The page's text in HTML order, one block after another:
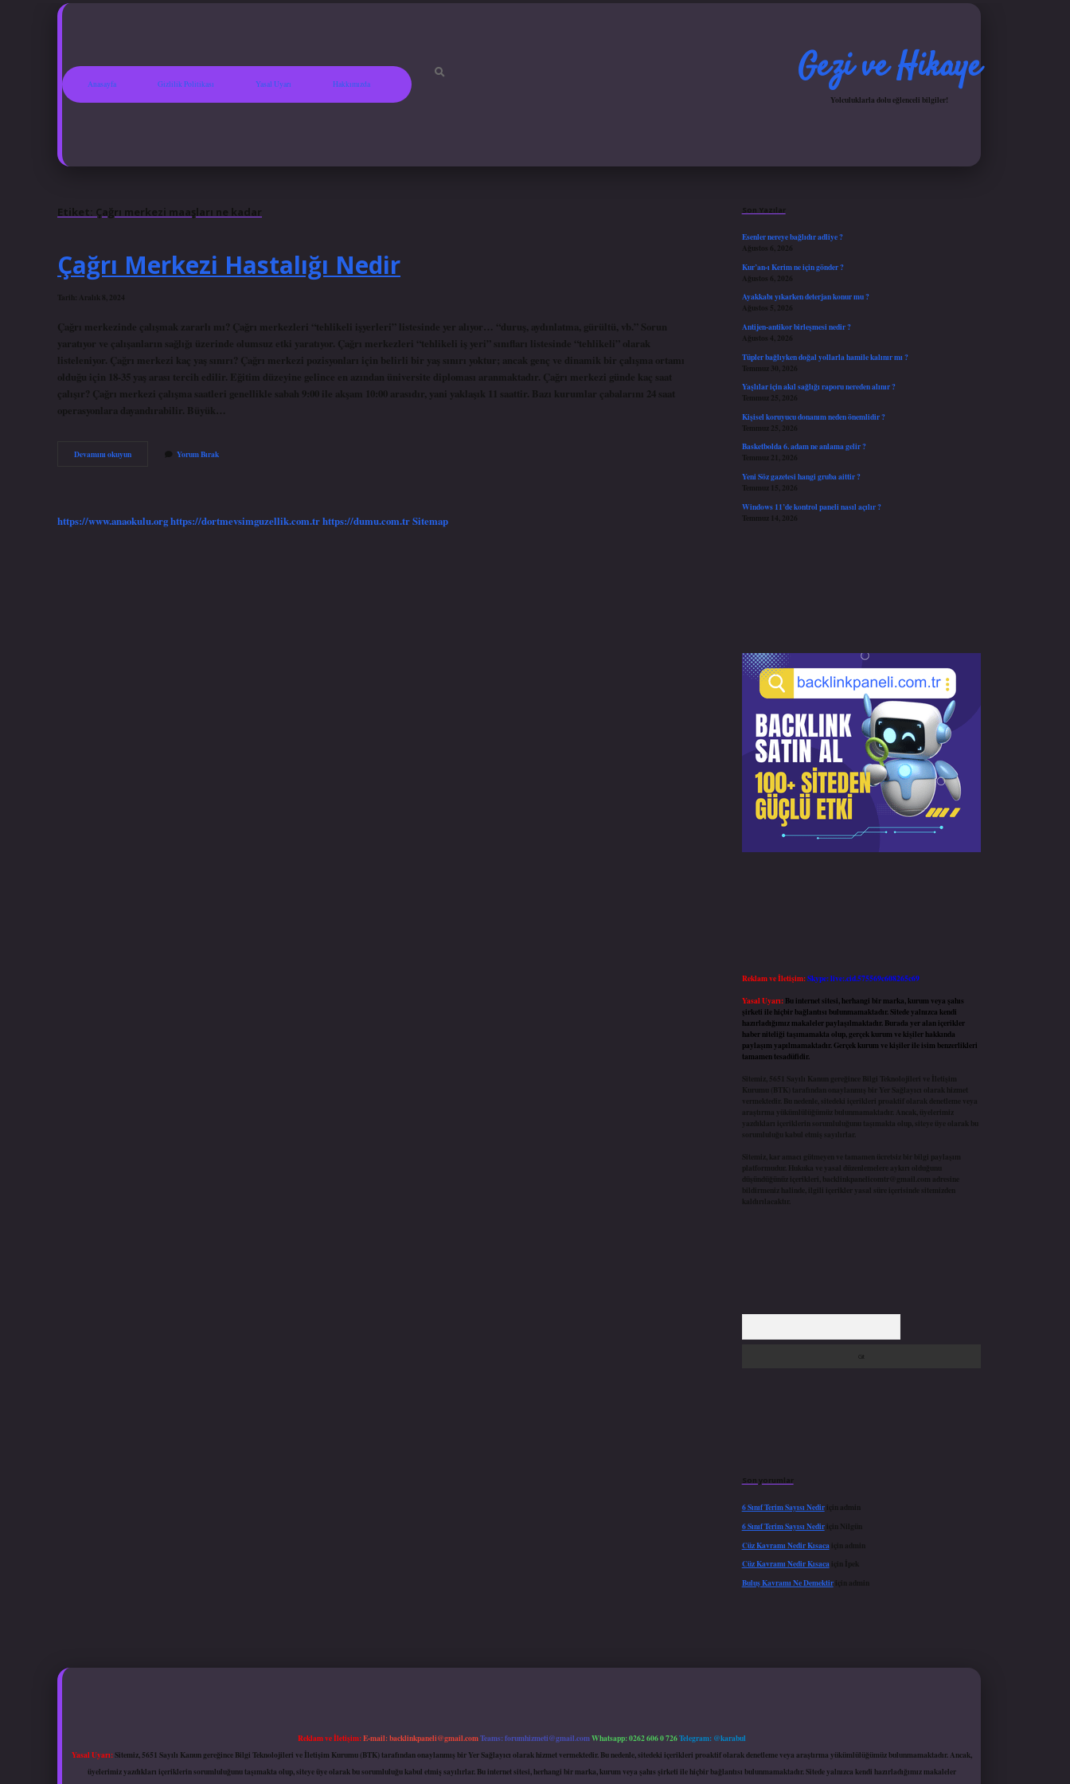
Anasayfa Gizlilik Politikası Yasal Uyarı Hakkımızda Gezi ve Hikaye
Yolculuklarla dolu eğlenceli bilgiler!
Etiket: Çağrı merkezi maaşları ne kadar
Çağrı Merkezi Hastalığı Nedir
Tarih: Aralık 8, 2024
Çağrı merkezinde çalışmak zararlı mı? Çağrı merkezleri “tehlikeli işyerleri” listesinde yer alıyor… “duruş, aydınlatma, gürültü, vb.” Sorun
yaratıyor ve çalışanların sağlığı üzerinde olumsuz etki yaratıyor. Çağrı merkezleri “tehlikeli iş yeri” sınıfları listesinde “tehlikeli” olarak
listeleniyor. Çağrı merkezi kaç yaş sınırı? Çağrı merkezi pozisyonları için belirli bir yaş sınırı yoktur; ancak genç ve dinamik bir çalışma ortamı
olduğu için 18-35 yaş arası tercih edilir. Eğitim düzeyine gelince en azından üniversite diploması aranmaktadır. Çağrı merkezi günde kaç saat
çalışır? Çağrı merkezi çalışma saatleri genellikle sabah 9:00 ile akşam 10:00 arasıdır, yani yaklaşık 11 saattir. Bazı kurumlar çabalarını 24 saat
operasyonlara dayandırabilir. Büyük…
Devamını okuyunÇağrı
Yorum Bırak
https://www.anaokulu.orghttps://dortmevsimguzellik.com.trhttps://dumu.com.trSitemap
Son Yazılar
Esenler nereye bağlıdır adliye ?
Ağustos 6, 2026
Kur’an-ı Kerim ne için gönder ?
Ağustos 6, 2026
Ayakkabı yıkarken deterjan konur mu ?
Ağustos 5, 2026
Antijen-antikor birleşmesi nedir ?
Ağustos 4, 2026
Tüpler bağlıyken doğal yollarla hamile kalınır mı ?
Temmuz 30, 2026
Yaşlılar için akıl sağlığı raporu nereden alınır ?
Temmuz 25, 2026
Kişisel koruyucu donanım neden önemlidir ?
Temmuz 25, 2026
Basketbolda 6. adam ne anlama gelir ?
Temmuz 21, 2026
Yeni Söz gazetesi hangi gruba aittir ?
Temmuz 15, 2026
Windows 11’de kontrol paneli nasıl açılır ?
Temmuz 14, 2026
Reklam ve İletişim:Skype: live:.cid.575569c608265c69
Yasal Uyarı: Bu internet sitesi, herhangi bir marka, kurum veya şahıs
şirketi ile hiçbir bağlantısı bulunmamaktadır. Sitede yalnızca kendi
hazırladığımız makaleler paylaşılmaktadır. Burada yer alan içerikler
haber niteliği taşımamakta olup, gerçek kurum ve kişiler hakkında
paylaşım yapılmamaktadır. Gerçek kurum ve kişiler ile isim benzerlikleri
tamamen tesadüfidir.
Sitemiz, 5651 Sayılı Kanun gereğince Bilgi Teknolojileri ve İletişim
Kurumu (BTK) tarafından onaylanmış bir Yer Sağlayıcı olarak hizmet
vermektedir. Bu nedenle, sitedeki içerikleri proaktif olarak denetleme veya
araştırma yükümlülüğümüz bulunmamaktadır. Ancak, üyelerimiz
yazdıkları içeriklerin sorumluluğunu taşımakta olup, siteye üye olarak bu
sorumluluğu kabul etmiş sayılırlar.
Sitemiz, kar amacı gütmeyen ve tamamen ücretsiz bir bilgi paylaşım
platformudur. Hukuka ve yasal düzenlemelere aykırı olduğunu
düşündüğünüz içerikleri, backlinkpanelicomtr@gmail.com adresine
bildirmeniz halinde, ilgili içerikler yasal süre içerisinde sitemizden
kaldırılacaktır.
Son yorumlar
6 Sınıf Terim Sayısı Nediriçin admin
6 Sınıf Terim Sayısı Nediriçin Nilgün
Cüz Kavramı Nedir Kısaca için admin
Cüz Kavramı Nedir Kısacaiçin
İpek
Buluş Kavramı Ne Demektiriçin admin
Reklam ve İletişim:E-mail:backlinkpaneli@gmail.comTeams:forumhizmeti@gmail.comWhatsapp: 0262 606 0 726Telegram: @karabul
Yasal Uyarı:Sitemiz, 5651 Sayılı Kanun gereğince Bilgi Teknolojileri ve İletişim Kurumu (BTK) tarafından onaylanmış bir Yer Sağlayıcı olarak hizmet vermektedir. Bu nedenle, sitedeki içerikleri proaktif olarak denetleme veya araştırma yükümlülüğümüz bulunmamaktadır. Ancak,
üyelerimiz yazdıkları içeriklerin sorumluluğunu taşımakta olup, siteye üye olarak bu sorumluluğu kabul etmiş sayılırlar. Bu internet sitesi, herhangi bir marka, kurum veya şahıs şirketi ile hiçbir bağlantısı bulunmamaktadır. Sitede yalnızca kendi hazırladığımız makaleler